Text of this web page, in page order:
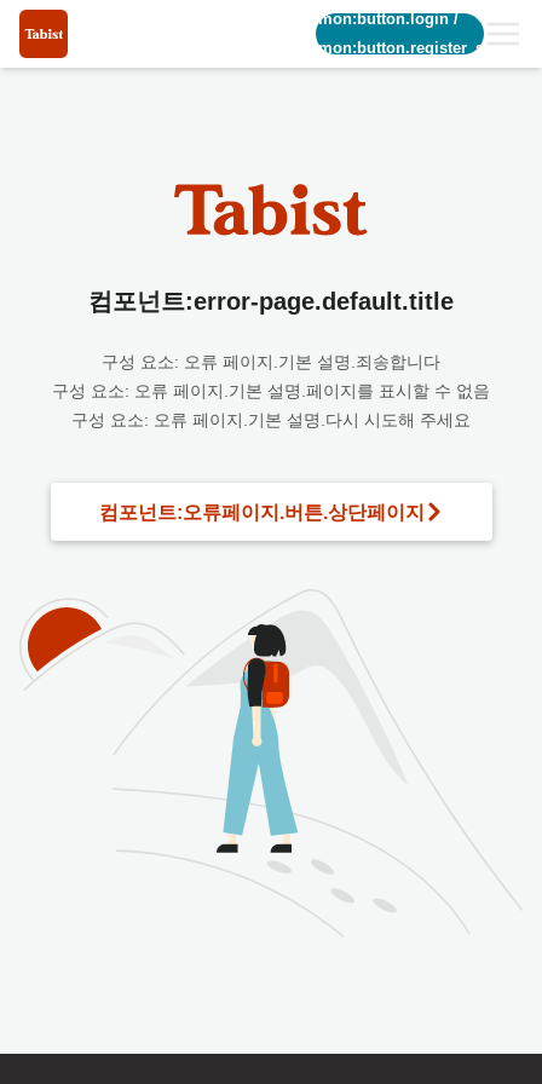
common:button.login/
common:button.register_short
컴포넌트:error-page.default.title
구성 요소: 오류 페이지.기본 설명.죄송합니다
구성 요소: 오류 페이지.기본 설명.페이지를 표시할 수 없음
구성 요소: 오류 페이지.기본 설명.다시 시도해 주세요
컴포넌트:오류페이지.버튼.상단페이지